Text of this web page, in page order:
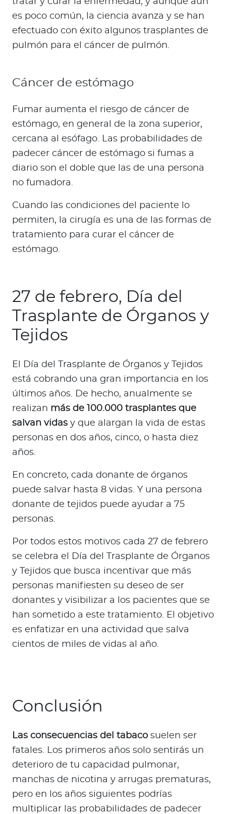
es poco común, la ciencia avanza y se han
efectuado con éxito algunos trasplantes de
pulmón para el cáncer de pulmón.
Cáncer de estómago
Fumar aumenta el riesgo de cáncer de
estómago, en general de la zona superior,
cercana al esófago. Las probabilidades de
padecer cáncer de estómago si fumas a
diario son el doble que las de una persona
no fumadora.
Cuando las condiciones del paciente lo
permiten, la cirugía es una de las formas de
tratamiento para curar el cáncer de
estómago.
27 de febrero, Día del
Trasplante de Órganos y
Tejidos
El Día del Trasplante de Órganos y Tejidos
está cobrando una gran importancia en los
últimos años. De hecho, anualmente se
realizan más de 100.000 trasplantes que
salvan vidas y que alargan la vida de estas
personas en dos años, cinco, o hasta diez
años.
En concreto, cada donante de órganos
puede salvar hasta 8 vidas. Y una persona
donante de tejidos puede ayudar a 75
personas.
Por todos estos motivos cada 27 de febrero
se celebra el Día del Trasplante de Órganos
y Tejidos que busca incentivar que más
personas manifiesten su deseo de ser
donantes y visibilizar a los pacientes que se
han sometido a este tratamiento. El objetivo
es enfatizar en una actividad que salva
cientos de miles de vidas al año.
Conclusión
Las consecuencias del tabacosuelen ser
fatales. Los primeros años solo sentirás un
deterioro de tu capacidad pulmonar,
manchas de nicotina y arrugas prematuras,
pero en los años siguientes podrías
multiplicar las probabilidades de padecer